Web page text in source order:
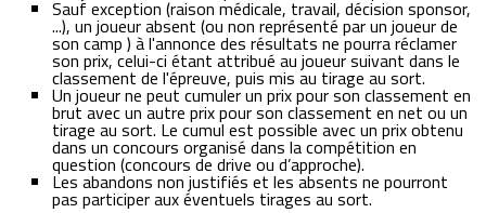
Sauf exception (raison médicale, travail, décision sponsor,
...), un joueur absent (ou non représenté par un joueur de
son camp ) à l'annonce des résultats ne pourra réclamer
son prix, celui-ci étant attribué au joueur suivant dans le
classement de l'épreuve, puis mis au tirage au sort.
Un joueur ne peut cumuler un prix pour son classement en
brut avec un autre prix pour son classement en net ou un
tirage au sort. Le cumul est possible avec un prix obtenu
dans un concours organisé dans la compétition en
question (concours de drive ou d’approche).
Les abandons non justifiés et les absents ne pourront
pas participer aux éventuels tirages au sort.